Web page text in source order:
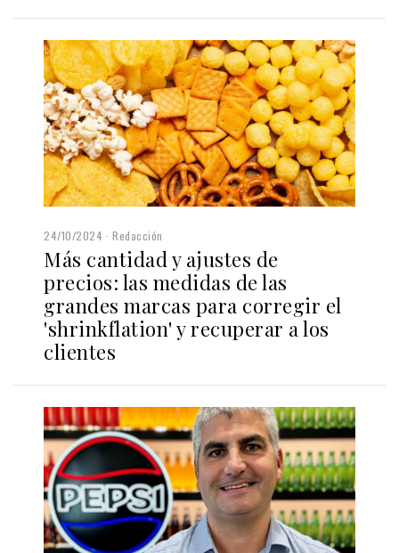
24/10/2024 Redacción
Más cantidad y ajustes de
precios: las medidas de las
grandes marcas para corregir el
'shrinkflation' y recuperar a los
clientes